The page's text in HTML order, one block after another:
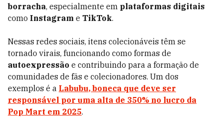
borracha, especialmente em plataformas digitais
como Instagram e TikTok.
Nessas redes sociais, itens colecionáveis têm se
tornado virais, funcionando como formas de
autoexpressão e contribuindo para a formação de
comunidades de fãs e colecionadores. Um dos
exemplos é a Labubu, boneca que deve ser
responsável por uma alta de 350% no lucro da
Pop Mart em 2025.